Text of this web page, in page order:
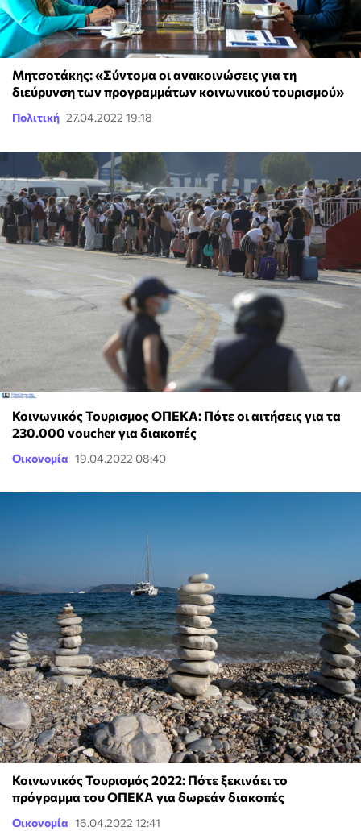
Μητσοτάκης: «Σύντομα οι ανακοινώσεις για τη
διεύρυνση των προγραμμάτων κοινωνικού τουρισμού»
Πολιτική 27.04.2022 19:18
Κοινωνικός Τουρισμος ΟΠΕΚΑ: Πότε οι αιτήσεις για τα
230.000 voucher για διακοπές
Οικονομία 19.04.2022 08:40
Κοινωνικός Τουρισμός 2022: Πότε ξεκινάει το
πρόγραμμα του ΟΠΕΚΑ για δωρεάν διακοπές
Οικονομία 16.04.2022 12:41